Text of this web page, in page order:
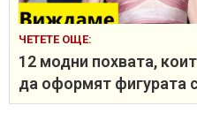
ЧЕТЕТЕ ОЩЕ:
12 модни похвата,
да оформят фигурата